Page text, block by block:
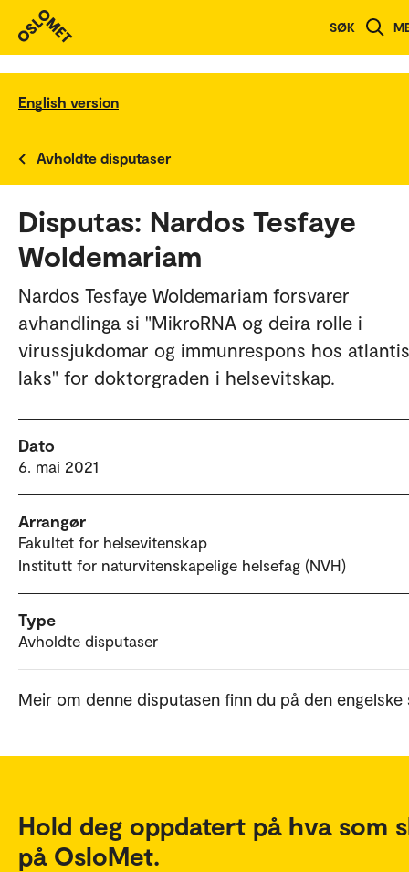
SØK
English version
Avholdte disputaser
Disputas: Nardos Tesfaye
Woldemariam
Nardos Tesfaye Woldemariam forsvarer
avhandlinga si "MikroRNA og deira rolle i
virussjukdomar og immunrespons hos
laks" for doktorgraden i helsevitskap.
Dato
6. mai 2021
Arrangør
Fakultet for helsevitenskap
Institutt for naturvitenskapelige helsefag (NVH)
Type
Avholdte disputaser
Meir om denne disputasen finn du på den engelske
Hold deg oppdatert på hva som
på OsloMet.